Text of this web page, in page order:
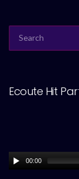
FOR:
Ecoute Hit
00:00